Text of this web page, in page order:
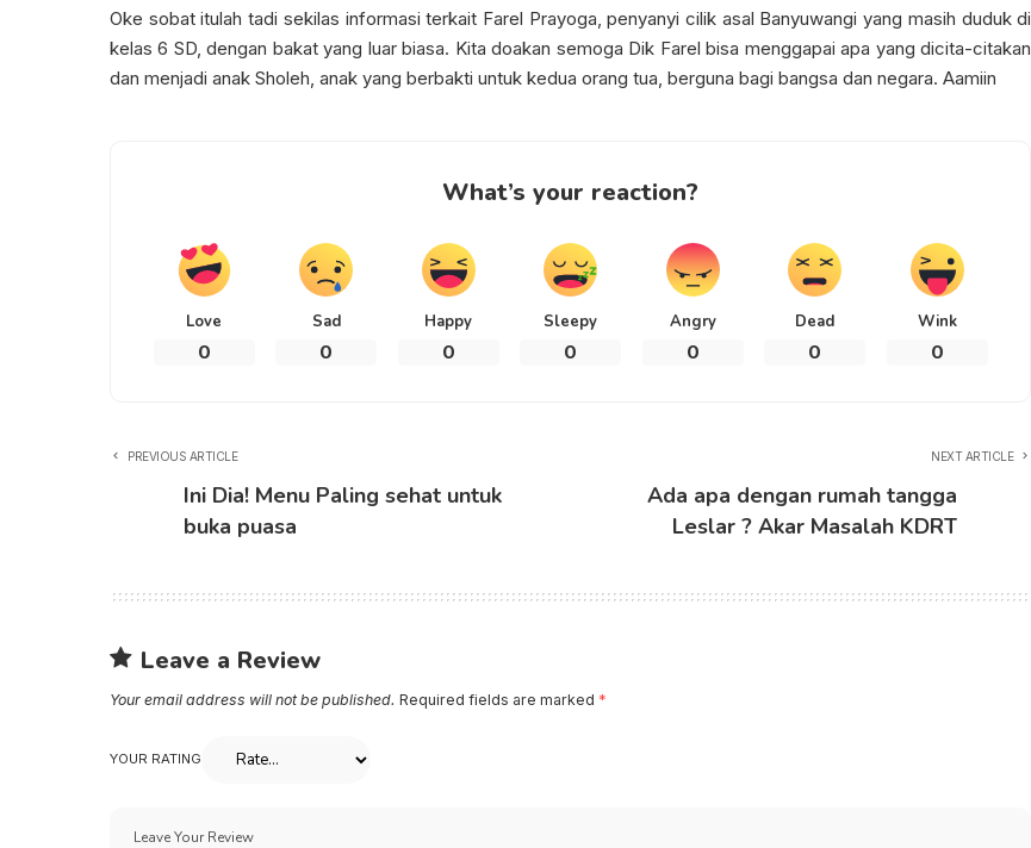
Oke sobat itulah tadi sekilas informasi terkait Farel Prayoga, penyanyi cilik asal Banyuwangi yang masih duduk di
kelas 6 SD, dengan bakat yang luar biasa. Kita doakan semoga Dik Farel bisa menggapai apa yang dicita-citakan
dan menjadi anak Sholeh, anak yang berbakti untuk kedua orang tua, berguna bagi bangsa dan negara. Aamiin
What’s your reaction?
Love
0
Sad
0
Happy
0
Sleepy
0
Angry
0
Dead
0
Wink
0
PREVIOUS ARTICLE
Ini Dia! Menu Paling sehat untuk
buka puasa
NEXT ARTICLE
Ada apa dengan rumah tangga
Leslar ? Akar Masalah KDRT
Leave a Review
Your email address will not be published. Required fields are marked *
YOUR RATING